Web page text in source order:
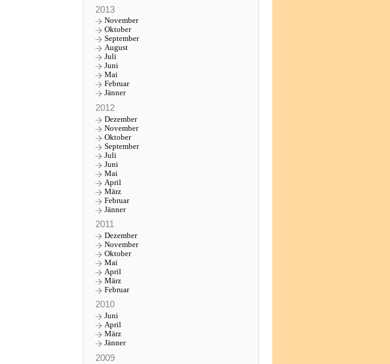
2013
November
Oktober
September
August
Juli
Juni
Mai
Februar
Jänner
2012
Dezember
November
Oktober
September
Juli
Juni
Mai
April
März
Februar
Jänner
2011
Dezember
November
Oktober
Mai
April
März
Februar
2010
Juni
April
März
Jänner
2009